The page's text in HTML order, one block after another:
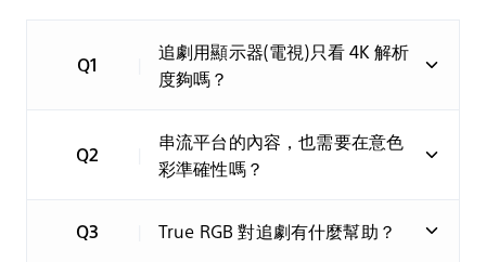
Q1
追劇用顯示器(電視)只看 4K 解析
度夠嗎？
Q2
串流平台的內容，也需要在意色
彩準確性嗎？
Q3 True RGB 對追劇有什麼幫助？